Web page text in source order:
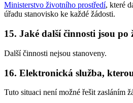
Ministerstvo životního prostředí, které
úřadu stanovisko ke každé žádosti.
15. Jaké další činnosti jsou po
Další činnosti nejsou stanoveny.
16. Elektronická služba,
Tuto situaci není možné řešit zasláním